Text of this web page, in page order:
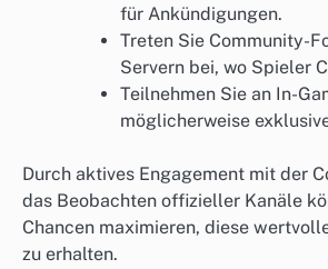
für Ankündigungen.
Treten Sie Community-
Servern bei, wo Spieler
Teilnehmen Sie an In-
möglicherweise
Durch aktives Engagement mit der
das Beobachten offizieller Kanäle
Chancen maximieren, diese
zu erhalten.